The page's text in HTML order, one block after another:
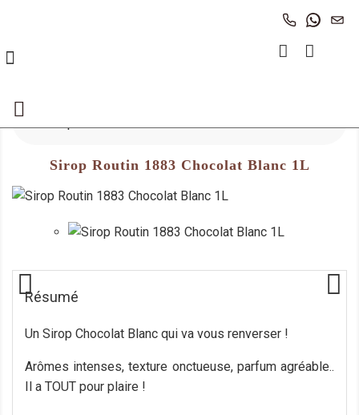
Appeler Au

Sirop Routin 1883 Chocolat Blanc 1L
Résumé
Un Sirop Chocolat Blanc qui va vous renverser !
Arômes intenses, texture onctueuse, parfum agréable..
Il a TOUT pour plaire !